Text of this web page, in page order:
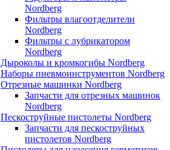
Nordberg
Фильтры влагоотделители
Nordberg
Фильтры с лубрикатором
Nordberg
Дыроколы и кромкогибы Nordberg
Наборы пневмоинструментов Nordberg
Отрезные машинки Nordberg
Запчасти для отрезных машинок
Nordberg
Пескоструйные пистолеты Nordberg
Запчасти для пескоструйных
пистолетов Nordberg